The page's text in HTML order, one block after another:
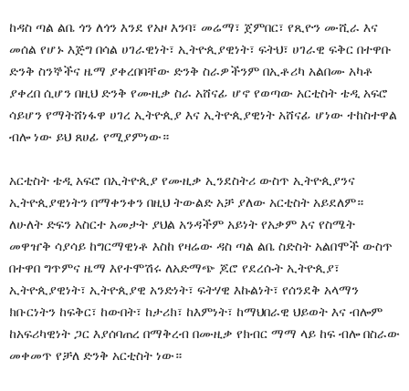
ከዳስ ጣል ልቤ ጎን ለጎን እንደ የአዞ እንባ፣ መሬማ፣ ጀምበር፣ የጺዮን ሙሺራ እና
መሰል የሆኑ እጅግ በሳል ሀገራዊነት፣ ኢትዮጲያዊነት፣ ፍትህ፣ ሀገራዊ ፍቅር በተዋቡ
ድንቅ ስንኞችና ዜማ ያቀረበባቸው ድንቅ ስራዎችንም በኢቶሪካ አልበሙ አካቶ
ያቀረበ ሲሆን በዚህ ድንቅ የሙዚቃ ስራ አሸናፊ ሆኖ የወጣው አርቲስት ቴዲ አፍሮ
ሳይሆን የማትሸነፋዋ ሀገረ ኢትዮጲያ እና ኢትዮጲያዊነት አሸናፊ ሆነው ተከስተዋል
ብሎ ነው ይህ ጸሀፊ የሚያምነው።
አርቲስት ቴዲ አፍሮ በኢትዮጲያ የሙዚቃ ኢንደስትሪ ውስጥ ኢትዮጲያንና
ኢትዮጲያዊነትን በማቀንቀን በዚህ ትውልድ አቻ ያለው አርቲስት አይደለም።
ለሁለት ድፍን አስርተ አመታት ያህል አንዳችም አይነት የአቃም እና የስሜት
መዋዠቅ ሳያሳይ ከግርማዊነቶ እስከ የዛሬው ዳስ ጣል ልቤ ስድስት አልበሞች ውስጥ
በተዋበ ግጥምና ዜማ እየተሞሽሩ ለአድማጭ ጆሮ የደረሱት ኢትዮጲያ፣
ኢትዮጲያዊነት፣ ኢትዮጲያዊ አንድነት፣ ፍትሃዊ እኩልነት፣ የሰንደቅ አላማን
ክቡርነትን ከፍቅር፣ ከውበት፣ ከታሪክ፣ ከእምነት፣ ከማህበራዊ ህይወት እና ብሎም
ከአፍሪካዊነት ጋር እያሰባጠረ በማቅረብ በሙዚቃ የክብር ማማ ላይ ከፍ ብሎ በስራው
መቀመጥ የቻለ ድንቅ አርቲስት ነው።